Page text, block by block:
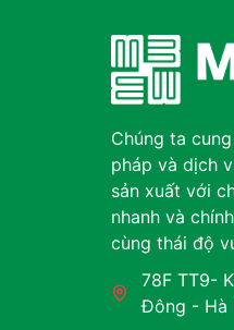
Chúng ta
pháp và dịch
sản xuất với
nhanh và
cùng thái độ
78F TT9-
Đông - Hà